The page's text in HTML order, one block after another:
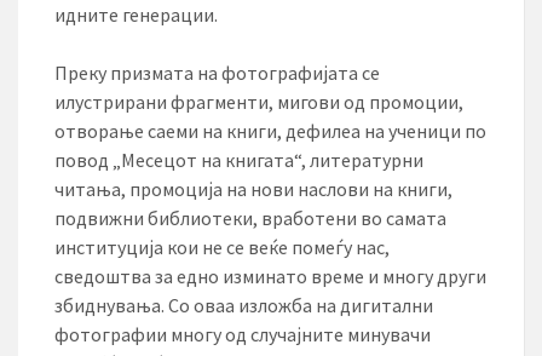
идните генерации.
Преку призмата на фотографијата се
илустрирани фрагменти, мигови од промоции,
отворање саеми на книги, дефилеа на ученици по
повод „Месецот на книгата“, литературни
читања, промоција на нови наслови на книги,
подвижни библиотеки, вработени во самата
институција кои не се веќе помеѓу нас,
сведоштва за едно изминато време и многу други
збиднувања. Со оваа изложба на дигитални
фотографии многу од случајните минувачи